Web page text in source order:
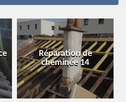
Réparation de
cheminée 14